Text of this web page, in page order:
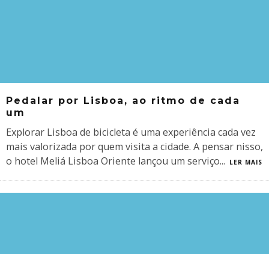
Pedalar por Lisboa, ao ritmo de cada
um
Explorar Lisboa de bicicleta é uma experiência cada vez
mais valorizada por quem visita a cidade. A pensar nisso,
o hotel Meliá Lisboa Oriente lançou um serviço... LER MAIS